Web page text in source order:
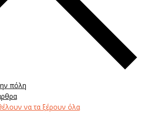
πόλη
να τα ξέρουν όλα